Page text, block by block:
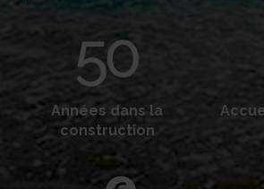
Années dans la
construction